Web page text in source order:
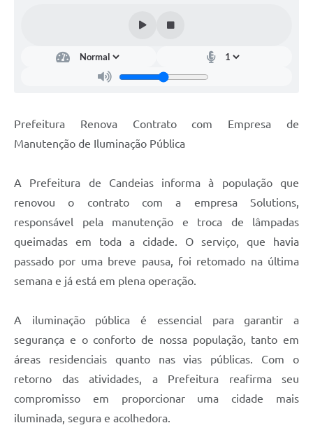
Farmácia Municipal
REMUME
Orientações COVID-19
Legislação
Legislação para Concurso
Prefeitura Renova Contrato com Empresa de
Manutenção de Iluminação Pública
A Prefeitura de Candeias informa à população que
renovou o contrato com a empresa Solutions,
responsável pela manutenção e troca de lâmpadas
queimadas em toda a cidade. O serviço, que havia
passado por uma breve pausa, foi retomado na última
semana e já está em plena operação.
A iluminação pública é essencial para garantir a
segurança e o conforto de nossa população, tanto em
áreas residenciais quanto nas vias públicas. Com o
retorno das atividades, a Prefeitura reafirma seu
compromisso em proporcionar uma cidade mais
iluminada, segura e acolhedora.